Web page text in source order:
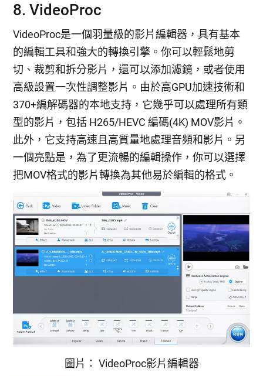
8. VideoProc
VideoProc是一個羽量級的影片編輯器，具有基本
的編輯工具和強大的轉換引擎。你可以輕鬆地剪
切、裁剪和拆分影片，還可以添加濾鏡，或者使用
高級設置一次性調整影片。由於高GPU加速技術和
370+編解碼器的本地支持，它幾乎可以處理所有類
型的影片，包括 H265/HEVC 編碼(4K) MOV影片。
此外，它支持高速且高質量地處理音頻和影片。另
一個亮點是，為了更流暢的編輯操作，你可以選擇
把MOV格式的影片轉換為其他易於編輯的格式。
圖片： VideoProc影片編輯器